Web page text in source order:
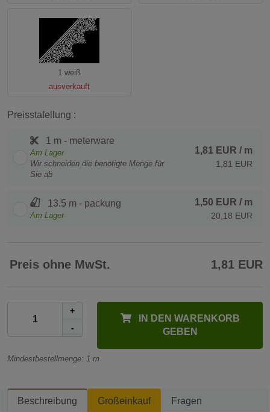
1 weiß
ausverkauft
Preisstafellung :
1 m - meterware
Am Lager
Wir schneiden die benötigte Menge für
Sie ab
1,81 EUR / m
1,81 EUR
13.5 m - packung
Am Lager
1,50 EUR / m
20,18 EUR
Preis ohne MwSt. 1,81 EUR
+
-
IN DEN WARENKORB
GEBEN
Mindestbestellmenge: 1 m
Beschreibung Großeinkauf Fragen